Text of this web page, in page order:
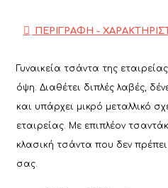
ΠΕΡΙΓΡΑΦΗ -
Γυναικεία τσάντα της εταιρείας
όψη. Διαθέτει διπλές λαβές,
και υπάρχει μικρό μεταλλικό
εταιρείας. Με επιπλέον
κλασική τσάντα που δεν
σας.